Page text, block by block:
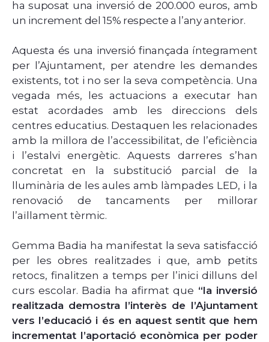
ha suposat una inversió de 200.000 euros, amb
un increment del 15% respecte a l’any anterior.
Aquesta és una inversió finançada íntegrament
per l’Ajuntament, per atendre les demandes
existents, tot i no ser la seva competència. Una
vegada més, les actuacions a executar han
estat acordades amb les direccions dels
centres educatius. Destaquen les relacionades
amb la millora de l’accessibilitat, de l’eficiència
i l’estalvi energètic. Aquests darreres s’han
concretat en la substitució parcial de la
lluminària de les aules amb làmpades LED, i la
renovació de tancaments per millorar
l’aïllament tèrmic.
Gemma Badia ha manifestat la seva satisfacció
per les obres realitzades i que, amb petits
retocs, finalitzen a temps per l’inici dilluns del
curs escolar. Badia ha afirmat que “la inversió
realitzada demostra l’interès de l’Ajuntament
vers l’educació i és en aquest sentit que hem
incrementat l’aportació econòmica per poder